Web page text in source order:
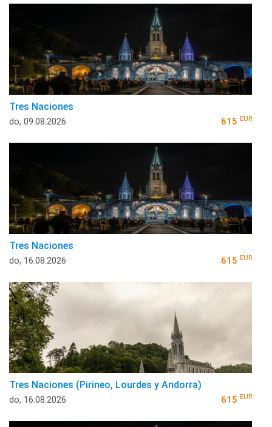
Tres Naciones
do, 09.08.2026 615 EUR
Tres Naciones
do, 16.08.2026 615 EUR
Tres Naciones (Pirineo, Lourdes y Andorra)
do, 16.08.2026 615 EUR